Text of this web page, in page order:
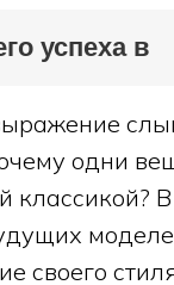
успеха в
одни
классикой?
своего